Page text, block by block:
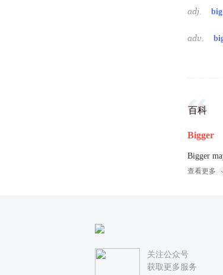
adj. big
adv.
百科
Bigger
Bigger
查看更多
关注公众号
获取更多服务